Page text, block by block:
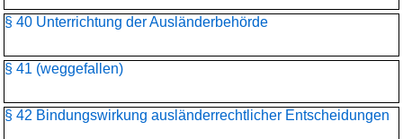
§ 40 Unterrichtung der Ausländerbehörde
§ 41 (weggefallen)
§ 42 Bindungswirkung ausländerrechtlicher Entscheidungen